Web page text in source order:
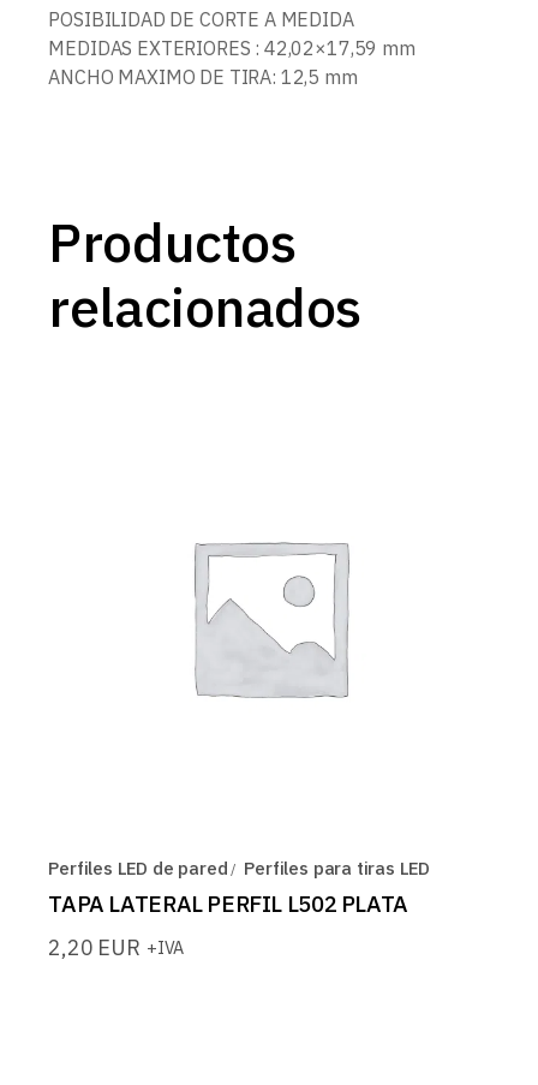
POSIBILIDAD DE CORTE A MEDIDA
MEDIDAS EXTERIORES : 42,02×17,59 mm
ANCHO MAXIMO DE TIRA: 12,5 mm
Productos
relacionados
Perfiles LED de pared Perfiles para tiras LED
TAPA LATERAL PERFIL L502 PLATA
2,20 EUR +IVA